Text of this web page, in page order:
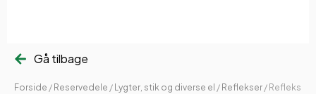
Gå tilbage
Forside / Reservedele / Lygter, stik og diverse el / Reflekser / Refleks